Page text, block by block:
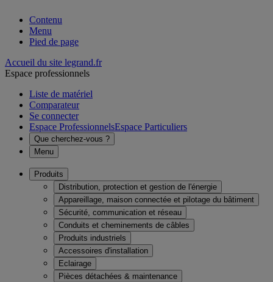
Contenu
Menu
Pied de page
Accueil du site legrand.fr
Espace professionnels
Liste de matériel
Comparateur
Se connecter
Espace ProfessionnelsEspace Particuliers
Que cherchez-vous ?
Menu
Produits
Distribution, protection et gestion de l'énergie
Appareillage, maison connectée et pilotage du bâtiment
Sécurité, communication et réseau
Conduits et cheminements de câbles
Produits industriels
Accessoires d'installation
Eclairage
Pièces détachées & maintenance